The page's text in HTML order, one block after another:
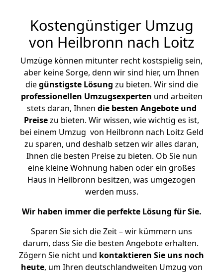
Kostengünstiger Umzug
von Heilbronn nach Loitz
Umzüge können mitunter recht kostspielig sein,
aber keine Sorge, denn wir sind hier, um Ihnen
diegünstigste Lösung zu bieten. Wir sind die
professionellen Umzugsexperten und arbeiten
stets daran, Ihnen die besten Angebote und
Preisezu bieten. Wir wissen, wie wichtig es ist,
bei einem Umzug von Heilbronn nach Loitz Geld
zu sparen, und deshalb setzen wir alles daran,
Ihnen die besten Preise zu bieten. Ob Sie nun
eine kleine Wohnung haben oder ein großes
Haus in Heilbronn besitzen, was umgezogen
werden muss.
Wir haben immer die perfekte Lösung für Sie.
Sparen Sie sich die Zeit – wir kümmern uns
darum, dass Sie die besten Angebote erhalten.
Zögern Sie nicht und kontaktieren Sie uns noch
heute, um Ihren deutschlandweiten Umzug von